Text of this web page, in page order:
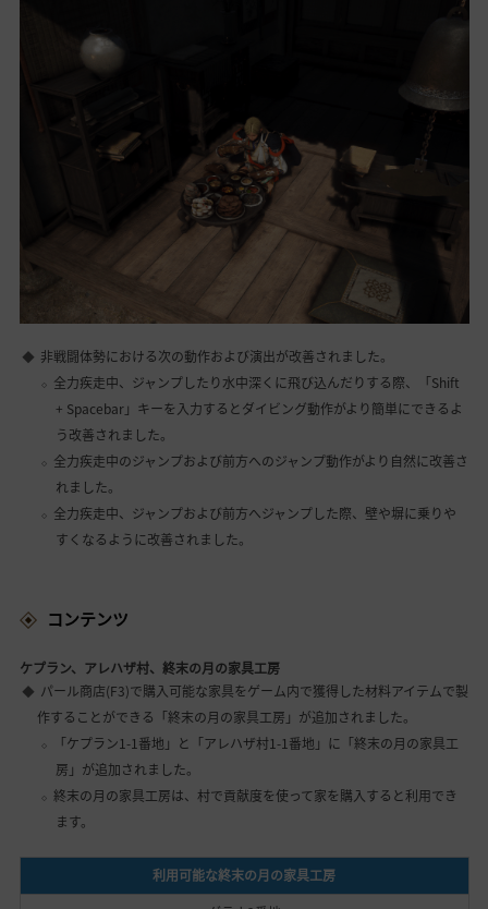
非戦闘体勢における次の動作および演出が改善されました。
全力疾走中、ジャンプしたり水中深くに飛び込んだりする際、「Shift
+ Spacebar」キーを入力するとダイビング動作がより簡単にできるよ
う改善されました。
全力疾走中のジャンプおよび前方へのジャンプ動作がより自然に改善さ
れました。
全力疾走中、ジャンプおよび前方へジャンプした際、壁や塀に乗りや
すくなるように改善されました。
コンテンツ
ケプラン、アレハザ村、終末の月の家具工房
パール商店(F3)で購入可能な家具をゲーム内で獲得した材料アイテムで製
作することができる「終末の月の家具工房」が追加されました。
「ケプラン1-1番地」と「アレハザ村1-1番地」に「終末の月の家具工
房」が追加されました。
終末の月の家具工房は、村で貢献度を使って家を購入すると利用でき
ます。
利用可能な終末の月の家具工房